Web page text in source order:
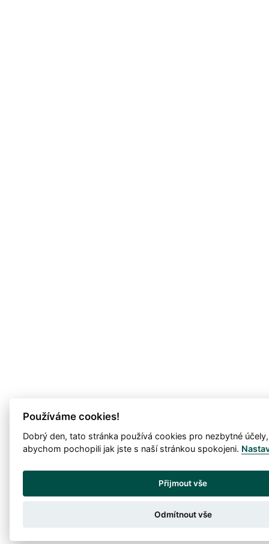
Používáme cookies!
Dobrý den, tato stránka používá cookies pro nezbytné
abychom pochopili jak jste s naší stránkou spokojeni.
Přijmout vše
Odmítnout vše